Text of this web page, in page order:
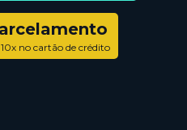
no cartão de crédito